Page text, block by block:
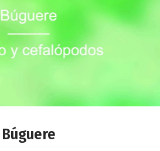
Búguere